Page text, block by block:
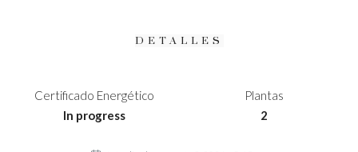
DETALLES
Certificado Energético
In progress
Plantas
2